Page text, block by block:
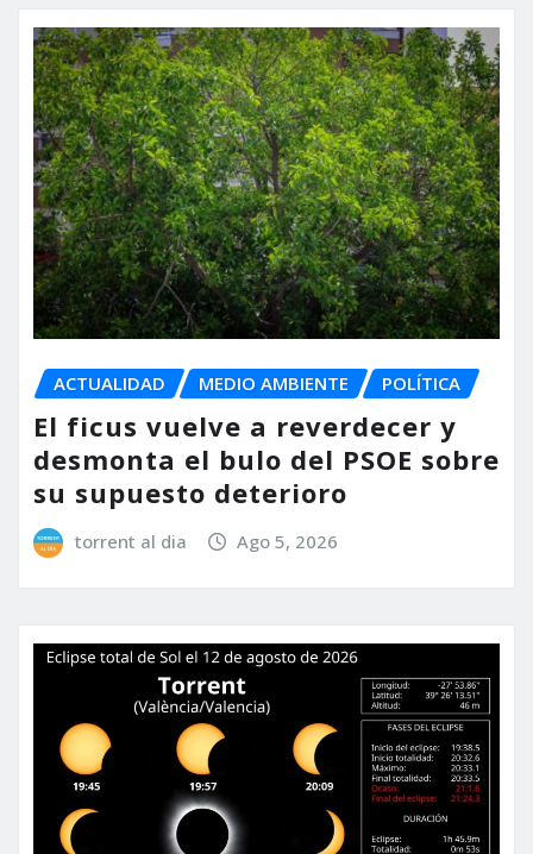
ACTUALIDAD MEDIO AMBIENTE POLÍTICA
El ficus vuelve a reverdecer y
desmonta el bulo del PSOE sobre
su supuesto deterioro
torrent al dia Ago 5, 2026